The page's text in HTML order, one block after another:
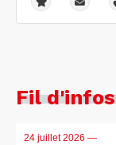
Fil d'infos
24 juillet 2026 —